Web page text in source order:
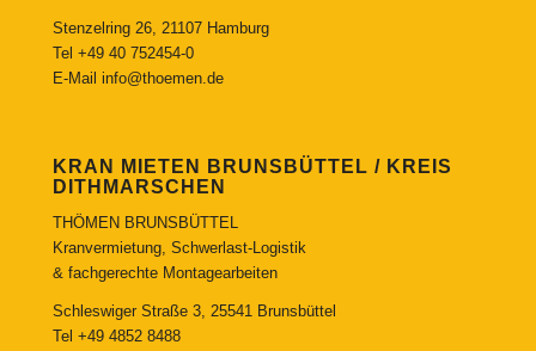
Stenzelring 26, 21107 Hamburg
Tel +49 40 752454-0
E-Mail info@thoemen.de
KRAN MIETEN BRUNSBÜTTEL / KREIS
DITHMARSCHEN
THÖMEN BRUNSBÜTTEL
Kranvermietung, Schwerlast-Logistik
& fachgerechte Montagearbeiten
Schleswiger Straße 3, 25541 Brunsbüttel
Tel +49 4852 8488